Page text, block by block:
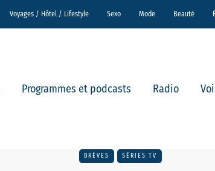
Voyages / Hôtel / Lifestyle Sexo Mode Beauté
Programmes et podcasts Radio
BRÈVES SÉRIES TV